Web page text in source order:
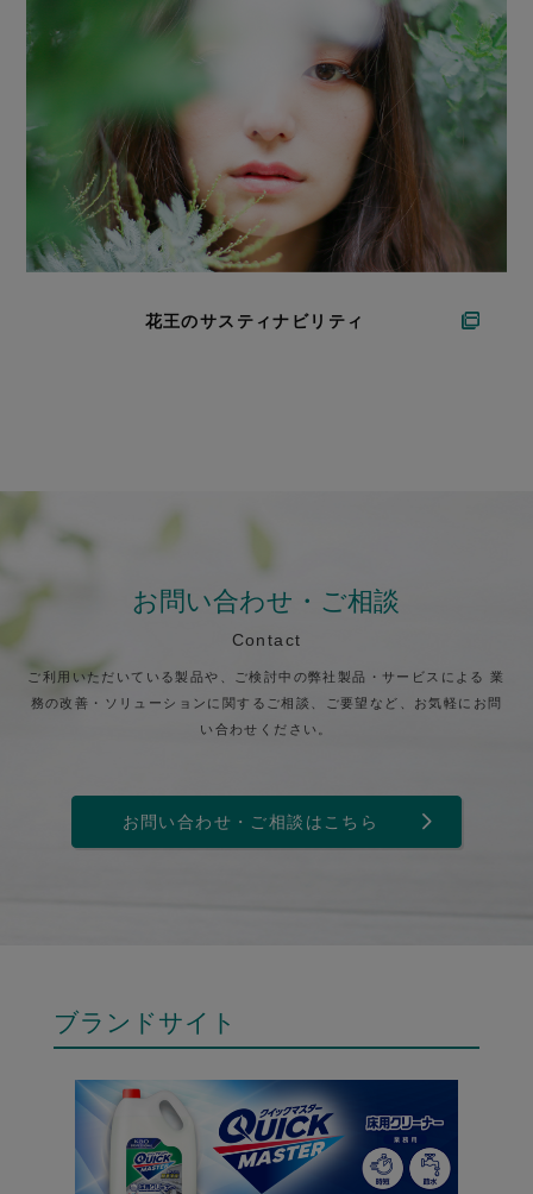
花王のサスティナビリティ
お問い合わせ・ご相談
Contact
ご利用いただいている製品や、ご検討中の弊社製品・サービスによる 業
務の改善・ソリューションに関するご相談、ご要望など、お気軽にお問
い合わせください。
お問い合わせ・ご相談はこちら
ブランドサイト